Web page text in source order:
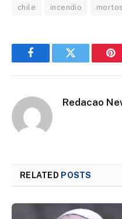
chile incendio mortos
FacebookTwitter
Redacao
RELATED POSTS